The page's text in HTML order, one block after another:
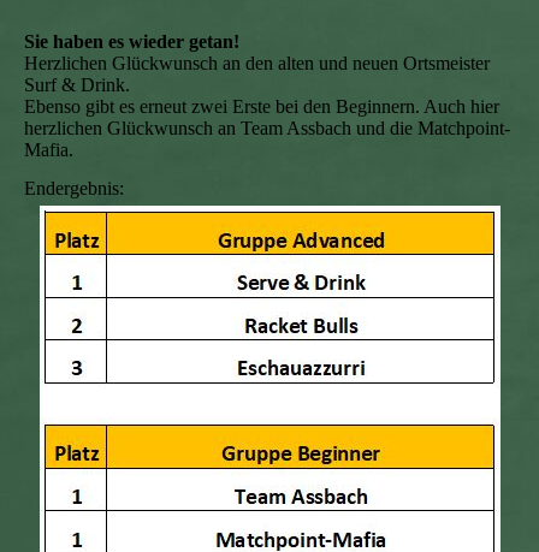
Sie haben es wieder getan!
Herzlichen Glückwunsch an den alten und neuen Ortsmeister
Surf & Drink.
Ebenso gibt es erneut zwei Erste bei den Beginnern. Auch hier
herzlichen Glückwunsch an Team Assbach und die Matchpoint-
Mafia.
Endergebnis: